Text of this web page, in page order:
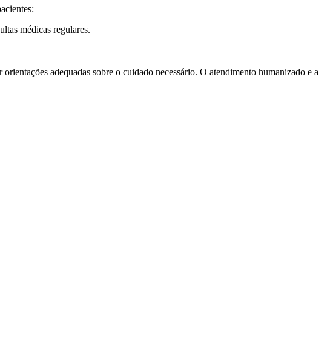
médicas regulares.
adequadas sobre o cuidado necessário. O atendimento humanizado e a